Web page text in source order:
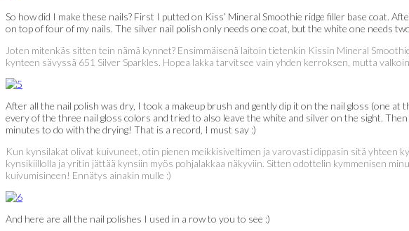
So how did I make these nails? First I putted on Kiss’ Mineral Smoothie ridge filler base coat.
on top of four of my nails. The silver nail polish only needs one coat, but the white one needs
Joten mitenkäs sitten tein nämä kynnet? Ensimmäisenä laitoin tietenkin Kissin Mineral
kynteen sävyssä 651 Silver Sparkles. Hopea lakka tarvitsee vain yhden kerroksen, mutta
After all the nail polish was dry, I took a makeup brush and gently dip it on the nail gloss (one
every of the three nail gloss colors and tried to also leave the white and silver on the sight.
minutes to do with the drying! That is a record, I must say :)
Kun kynsilakat olivat kuivuneet, otin pienen meikkisiveltimen ja varovasti dippasin sitä
kynsikiillolla ja yritin jättää kynsiin myös pohjalakkaa näkyviin. Sitten odottelin kymmenisen
kuivumisineen! Ennätys ainakin mulle :)
And here are all the nail polishes I used in a row to you to see :)